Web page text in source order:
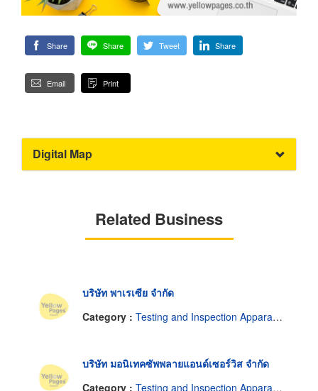
Share Share Tweet Share
Email Print
Digital Map
Related Business
บริษัท พาเรเซีย จำกัด
Category : Testing and Inspection Apparatus
บริษัท มอนิเทคซัพพลายแอนด์เซอร์วิส จำกัด
Category : Testing and Inspection Apparatus